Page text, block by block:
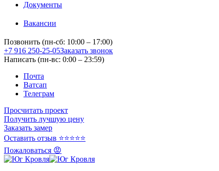
Документы
Вакансии
Позвонить (пн-сб: 10:00 – 17:00)
+7 916 250-25-05Заказать звонок
Написать (пн-вс: 0:00 – 23:59)
Почта
Ватсап
Телеграм
Просчитать проект
Получить лучшую цену
Заказать замер
Оставить отзыв ⭐⭐⭐⭐⭐
Пожаловаться 😡